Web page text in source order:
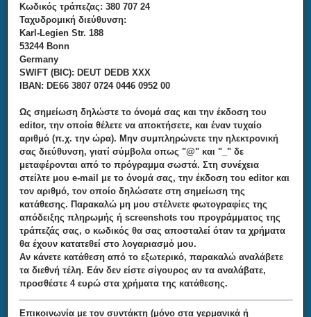
Κωδικός τράπεζας: 380 707 24
Ταχυδρομική διεύθυνση:
Karl-Legien Str. 188
53244 Bonn
Germany
SWIFT (BIC): DEUT DEDB XXX
IBAN: DE66 3807 0724 0446 0952 00
Ως σημείωση δηλώστε το όνομά σας και την έκδοση του
editor, την οποία θέλετε να αποκτήσετε, και έναν τυχαίο
αριθμό (π.χ. την ώρα). Μην συμπληρώνετε την ηλεκτρονική
σας διεύθυνση, γιατί σύμβολα οπως "@" και "_" δε
μεταφέρονται από το πρόγραμμα σωστά. Στη συνέχεια
στείλτε μου e-mail με το όνομά σας, την έκδοση του editor και
τον αριθμό, τον οποίο δηλώσατε στη σημείωση της
κατάθεσης. Παρακαλώ μη μου στέλνετε φωτογραφίες της
απόδειξης πληρωμής ή screenshots του προγράμματος της
τράπεζάς σας, ο κωδικός θα σας αποσταλεί όταν τα χρήματα
θα έχουν κατατεθεί στο λογαριασμό μου.
Αν κάνετε κατάθεση από το εξωτερικό, παρακαλώ αναλάβετε
τα διεθνή τέλη. Εάν δεν είστε σίγουρος αν τα αναλάβατε,
προσθέστε 4 ευρώ στα χρήματα της κατάθεσης.
Επικοινωνία με τον συντάκτη (μόνο στα γερμανικά ή